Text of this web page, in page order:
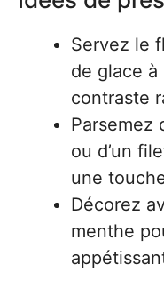
Servez le
de glace
contraste
Parsemez
ou d’un
une
Décorez
menthe